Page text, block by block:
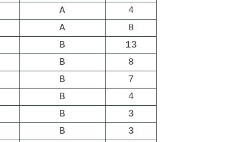
A
4
A
8
B
13
B
8
B
7
B
4
B
3
B
3